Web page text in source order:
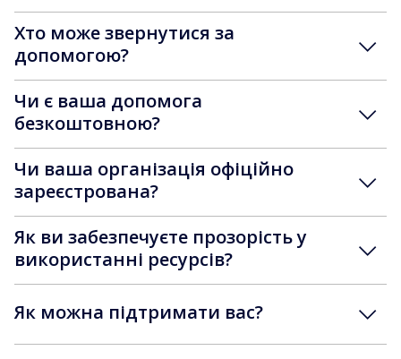
Хто може звернутися за
допомогою?
Чи є ваша допомога
безкоштовною?
Чи ваша організація офіційно
зареєстрована?
Як ви забезпечуєте прозорість у
використанні ресурсів?
Як можна підтримати вас?